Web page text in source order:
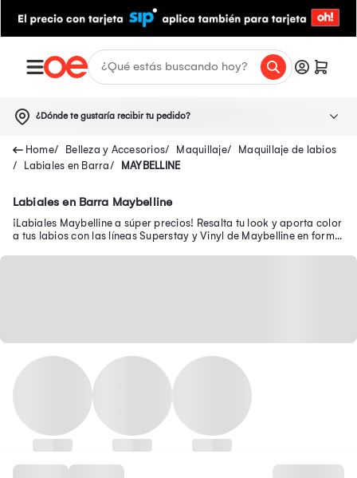
¿Dónde te gustaría recibir tu pedido?
Belleza y Accesorios Maquillaje
Maquillaje de labios
Labiales en Barra
MAYBELLINE
Labiales en Barra Maybelline
¡Labiales Maybelline a súper precios! Resalta tu look y aporta color
a tus labios con las líneas Superstay y Vinyl de Maybelline en forma